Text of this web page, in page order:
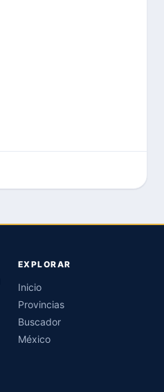
EXPLORAR
Inicio
Provincias
Buscador
México